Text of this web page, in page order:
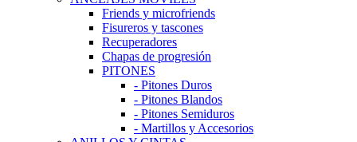
Friends y microfriends
Fisureros y tascones
Recuperadores
Chapas de progresión
PITONES
- Pitones Duros
- Pitones Blandos
- Pitones Semiduros
- Martillos y Accesorios